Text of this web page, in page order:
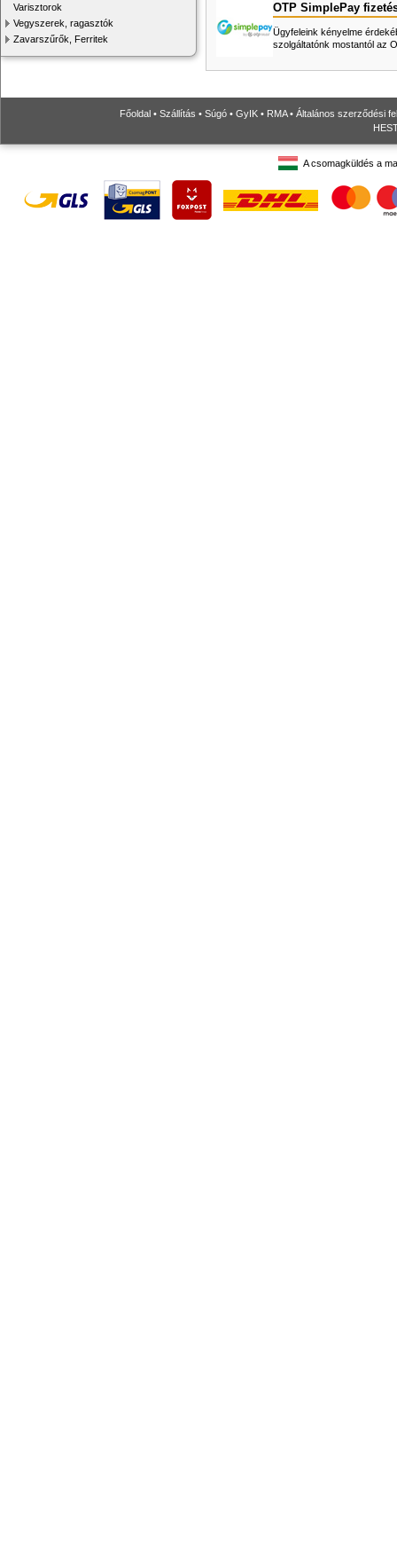
Varisztorok
Vegyszerek, ragasztók
Zavarszűrők, Ferritek
OTP SimplePay
Ügyfeleink kényelme
szolgáltatónk mostantól az
Főoldal • Szállítás • Súgó • GyIK • RMA• Általános szerződési
A csomagküldés a